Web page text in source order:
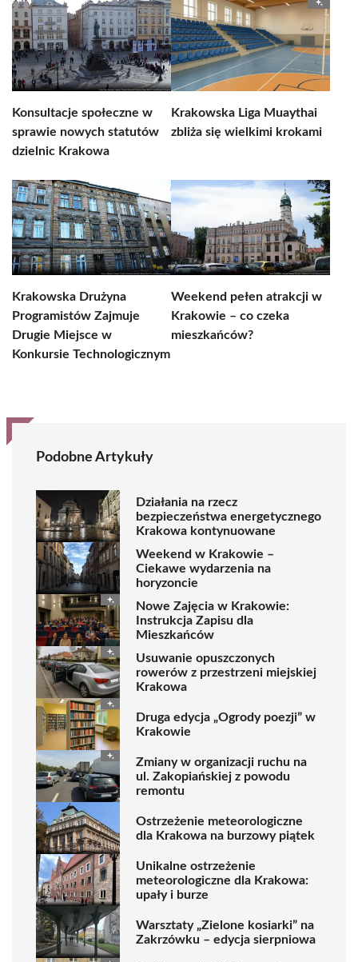
Konsultacje społeczne w
sprawie nowych statutów
dzielnic Krakowa
Krakowska Liga Muaythai
zbliża się wielkimi krokami
Krakowska Drużyna
Programistów Zajmuje
Drugie Miejsce w
Konkursie Technologicznym
Weekend pełen atrakcji w
Krakowie – co czeka
mieszkańców?
Podobne Artykuły
Działania na rzecz
bezpieczeństwa energetycznego
Krakowa kontynuowane
Weekend w Krakowie –
Ciekawe wydarzenia na
horyzoncie
Nowe Zajęcia w Krakowie:
Instrukcja Zapisu dla
Mieszkańców
Usuwanie opuszczonych
rowerów z przestrzeni miejskiej
Krakowa
Druga edycja „Ogrody poezji” w
Krakowie
Zmiany w organizacji ruchu na
ul. Zakopiańskiej z powodu
remontu
Ostrzeżenie meteorologiczne
dla Krakowa na burzowy piątek
Unikalne ostrzeżenie
meteorologiczne dla Krakowa:
upały i burze
Warsztaty „Zielone kosiarki” na
Zakrzówku – edycja sierpniowa